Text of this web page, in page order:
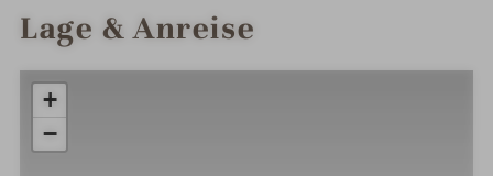
Lage & Anreise
+
−